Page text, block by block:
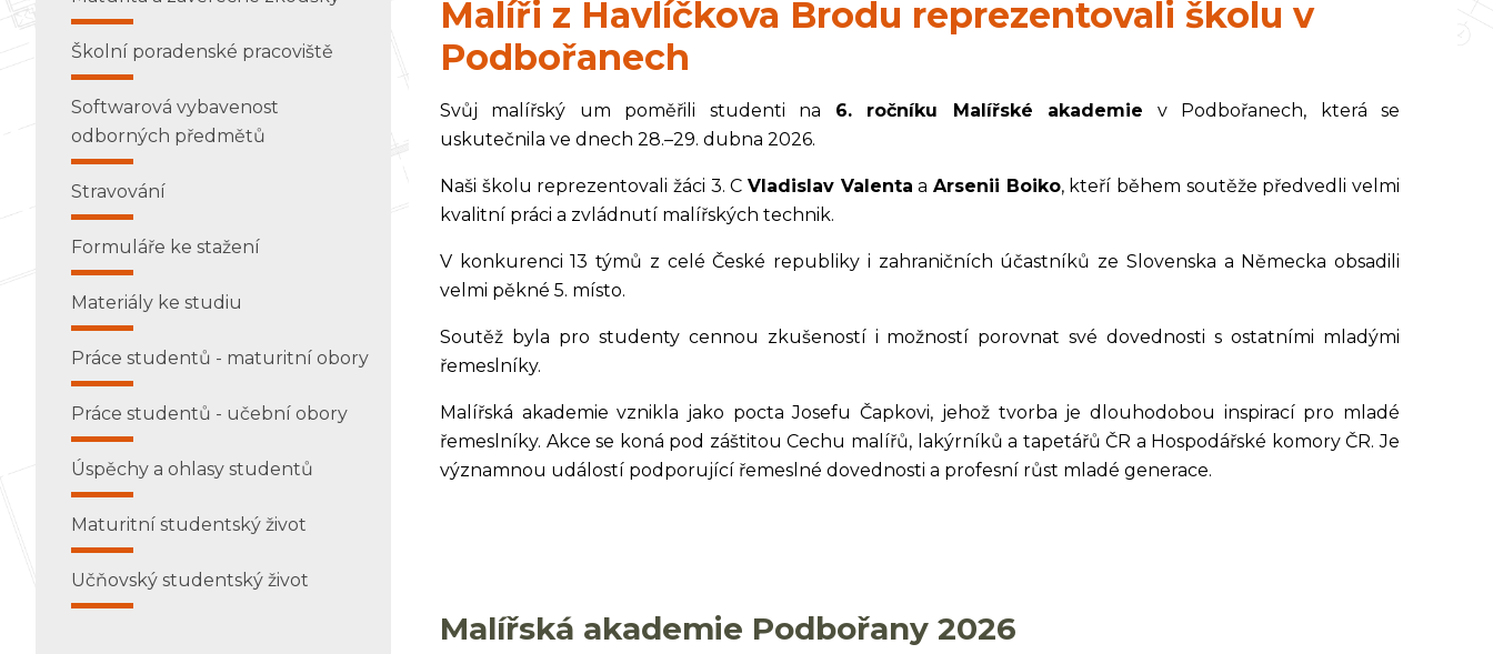
Malíři z Havlíčkova Brodu reprezentovali školu v
Podbořanech
Svůj malířský um poměřili studenti na 6. ročníku Malířské akademie v Podbořanech, která se
uskutečnila ve dnech 28.–29. dubna 2026.
Naši školu reprezentovali žáci 3. C Vladislav Valenta aArsenii Boiko, kteří během soutěže předvedli velmi
kvalitní práci a zvládnutí malířských technik.
V konkurenci 13 týmů z celé České republiky i zahraničních účastníků ze Slovenska a Německa obsadili
velmi pěkné 5. místo.
Soutěž byla pro studenty cennou zkušeností i možností porovnat své dovednosti s ostatními mladými
řemeslníky.
Malířská akademie vznikla jako pocta Josefu Čapkovi, jehož tvorba je dlouhodobou inspirací pro mladé
řemeslníky. Akce se koná pod záštitou Cechu malířů, lakýrníků a tapetářů ČR a Hospodářské komory ČR. Je
významnou událostí podporující řemeslné dovednosti a profesní růst mladé generace.
Malířská akademie Podbořany 2026
Školní poradenské pracoviště
Softwarová vybavenost
odborných předmětů
Stravování
Formuláře ke stažení
Materiály ke studiu
Práce studentů - maturitní obory
Práce studentů - učební obory
Úspěchy a ohlasy studentů
Maturitní studentský život
Učňovský studentský život